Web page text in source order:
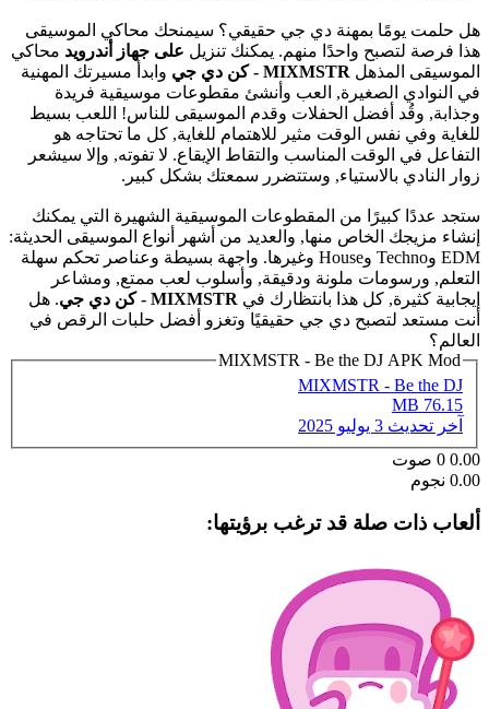
هل حلمت يومًا بمهنة دي جي حقيقي؟ سيمنحك محاكي الموسيقى
هذا فرصة لتصبح واحدًا منهم. يمكنك تنزيل على جهاز أندرويد محاكي
الموسيقى المذهل MIXMSTR - كن دي جي
وابدأ مسيرتك المهنية
في النوادي الصغيرة, العب وأنشئ مقطوعات موسيقية فريدة
وجذابة, وقُد أفضل الحفلات وقدم الموسيقى للناس! اللعب بسيط
للغاية وفي نفس الوقت مثير للاهتمام للغاية, كل ما تحتاجه هو
التفاعل في الوقت المناسب والتقاط الإيقاع. لا تفوته, وإلا سيشعر
زوار النادي بالاستياء, وستتضرر سمعتك بشكل كبير.
ستجد عددًا كبيرًا من المقطوعات الموسيقية الشهيرة التي يمكنك
إنشاء مزيجك الخاص منها, والعديد من أشهر أنواع الموسيقى الحديثة:
EDM وTechno وHouse وغيرها. واجهة بسيطة وعناصر تحكم سهلة
التعلم, ورسومات ملونة ودقيقة, وأسلوب لعب ممتع, ومشاعر
إيجابية كثيرة, كل هذا بانتظارك في MIXMSTR - كن دي جي
. هل
أنت مستعد لتصبح دي جي حقيقيًا وتغزو أفضل حلبات الرقص في
العالم؟
MIXMSTR - Be the DJ APK Mod
MIXMSTR - Be the DJ
76.15 MB
آخر تحديث 3 يوليو 2025
0.00
0 صوت
0.00 نجوم
ألعاب ذات صلة قد ترغب برؤيتها: